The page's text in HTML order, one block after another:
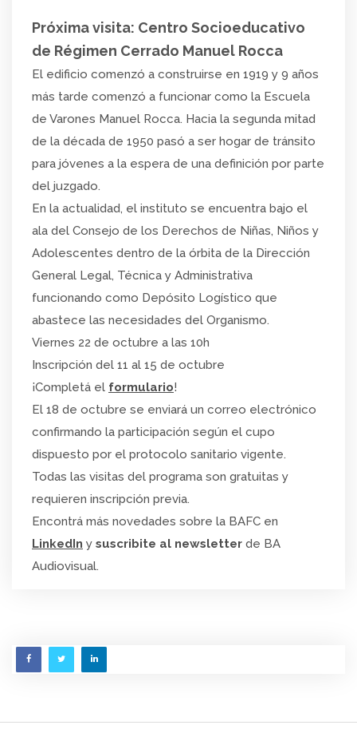
Próxima visita: Centro Socioeducativo
de Régimen Cerrado Manuel Rocca
El edificio comenzó a construirse en 1919 y 9 años
más tarde comenzó a funcionar como la Escuela
de Varones Manuel Rocca. Hacia la segunda mitad
de la década de 1950 pasó a ser hogar de tránsito
para jóvenes a la espera de una definición por parte
del juzgado.
En la actualidad, el instituto se encuentra bajo el
ala del Consejo de los Derechos de Niñas, Niños y
Adolescentes dentro de la órbita de la Dirección
General Legal, Técnica y Administrativa
funcionando como Depósito Logístico que
abastece las necesidades del Organismo.
Viernes 22 de octubre a las 10h
Inscripción del 11 al 15 de octubre
¡Completá el formulario!
El 18 de octubre se enviará un correo electrónico
confirmando la participación según el cupo
dispuesto por el protocolo sanitario vigente.
Todas las visitas del programa son gratuitas y
requieren inscripción previa.
Encontrá más novedades sobre la BAFC en
LinkedIn y suscribite al newsletter de BA
Audiovisual.